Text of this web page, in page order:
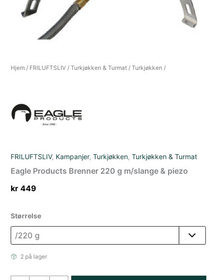
Hjem / FRILUFTSLIV /Turkjøkken & Turmat /Turkjøkken /
FRILUFTSLIV, Kampanjer,Turkjøkken,Turkjøkken & Turmat
Eagle Products Brenner 220 g m/slange & piezo
kr 449
Størrelse
2 på lager